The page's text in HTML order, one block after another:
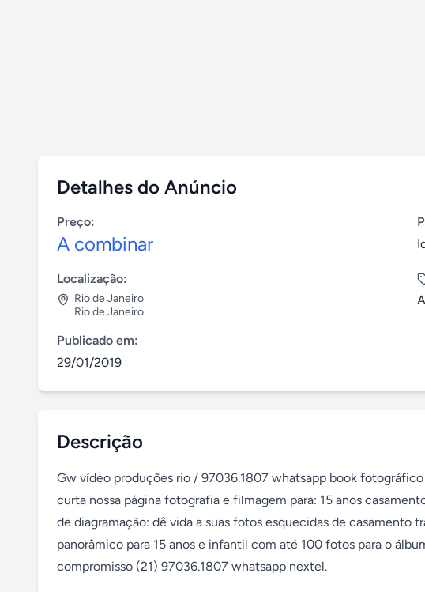
Detalhes do Anúncio
Preço:
A combinar
Localização:
Rio de Janeiro
Rio de Janeiro
Publicado em:
29/01/2019
Descrição
Gw vídeo produções rio / 97036.1807 whatsapp book
curta nossa página fotografia e filmagem para: 15 anos
de diagramação: dê vida a suas fotos esquecidas de casamento
panorâmico para 15 anos e infantil com até 100 fotos para o
compromisso (21) 97036.1807 whatsapp nextel.